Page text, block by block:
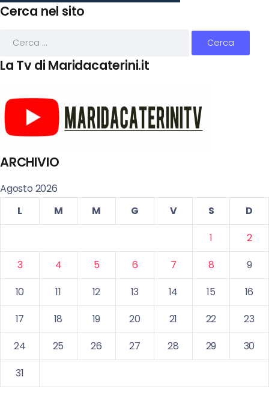
Cerca nel sito
La Tv di Maridacaterini.it
ARCHIVIO
Agosto 2026
L
M M G V S
D
1
2
3
4 5 6 7 8
9
10
11 12 13 14 15
16
17
18 19 20 21 22
23
24
25 26 27 28 29
30
31